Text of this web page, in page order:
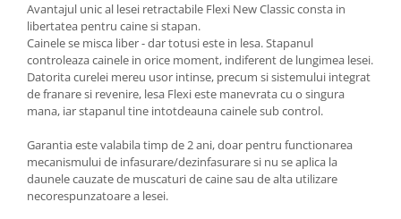
Avantajul unic al lesei retractabile Flexi New Classic consta in
libertatea pentru caine si stapan.
Cainele se misca liber - dar totusi este in lesa. Stapanul
controleaza cainele in orice moment, indiferent de lungimea lesei.
Datorita curelei mereu usor intinse, precum si sistemului integrat
de franare si revenire, lesa Flexi este manevrata cu o singura
mana, iar stapanul tine intotdeauna cainele sub control.
Garantia este valabila timp de 2 ani, doar pentru functionarea
mecanismului de infasurare/dezinfasurare si nu se aplica la
daunele cauzate de muscaturi de caine sau de alta utilizare
necorespunzatoare a lesei.